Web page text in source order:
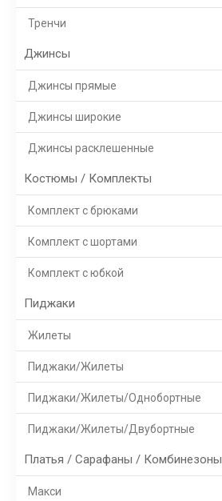
Тренчи
Джинсы
Джинсы прямые
Джинсы широкие
Джинсы расклешенные
Костюмы / Комплекты
Комплект с брюками
Комплект с шортами
Комплект с юбкой
Пиджаки
Жилеты
Пиджаки/Жилеты
Пиджаки/Жилеты/Однобортные
Пиджаки/Жилеты/Двубортные
Платья / Сарафаны / Комбинезоны
Макси